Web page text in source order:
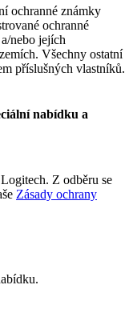
ochranné známky
ochranné
nebo jejích
Všechny ostatní
příslušných vlastníků.
nabídku a
Z odběru se
Zásady ochrany